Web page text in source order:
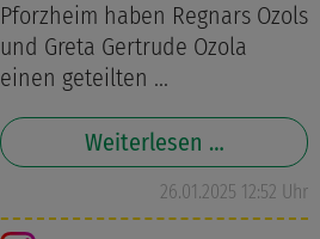
Pforzheim haben Regnars Ozols
und Greta Gertrude Ozola
einen geteilten ...
Weiterlesen …
26.01.2025 12:52 Uhr